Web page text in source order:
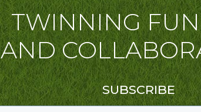
TWINNING
AND
SUBSCRIBE